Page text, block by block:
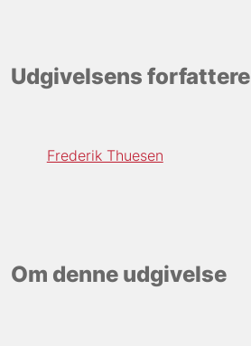
Udgivelsens forfattere
Frederik Thuesen
Om denne udgivelse